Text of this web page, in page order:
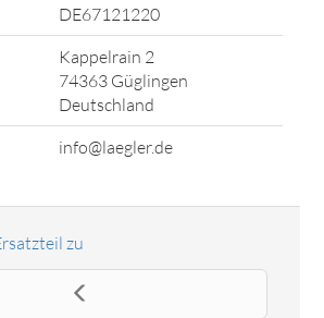
DE67121220
Kappelrain 2
74363 Güglingen
Deutschland
info@laegler.de
zu